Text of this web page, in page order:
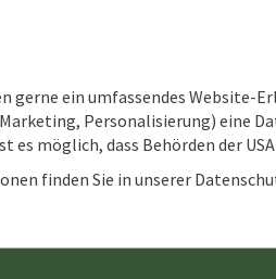
gerne ein umfassendes Website-
Personalisierung) eine
es möglich, dass Behörden der
finden Sie in unserer